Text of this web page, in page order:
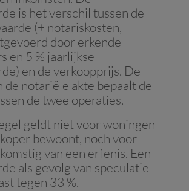
is het verschil tussen de
(+ notariskosten,
door erkende
en 5 % jaarlijkse
en de verkoopprijs. De
de notariële akte bepaalt de
de twee operaties.
geldt niet voor woningen
bewoont, noch voor
van een erfenis. Een
als gevolg van speculatie
tegen 33 %.